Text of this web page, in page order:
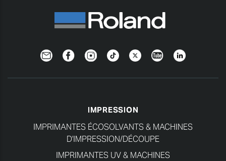
NewsletterFacebookInstagramTikTokTwitterYouTubeLinkedin
IMPRESSION
IMPRIMANTES ÉCOSOLVANTS & MACHINES
D'IMPRESSION/DÉCOUPE
IMPRIMANTES UV & MACHINES